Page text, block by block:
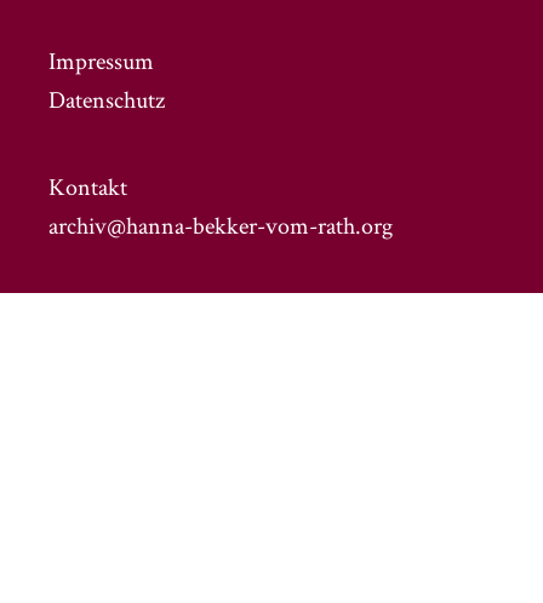
Impressum
Datenschutz
Kontakt
archiv@hanna-bekker-vom-rath.org